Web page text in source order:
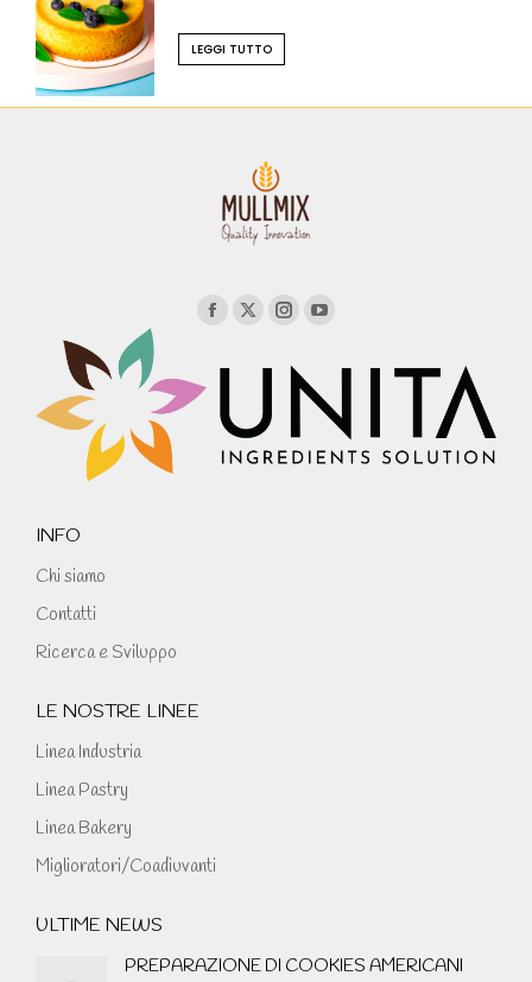
LEGGI TUTTO
PaginaTwitter
new
Pagina
Instagram
window
Pagina
INFO
Chi siamo
Contatti
Ricerca e Sviluppo
LE NOSTRE LINEE
Linea Industria
Linea Pastry
Linea Bakery
Miglioratori/Coadiuvanti
ULTIME NEWS
PREPARAZIONE DI COOKIES AMERICANI